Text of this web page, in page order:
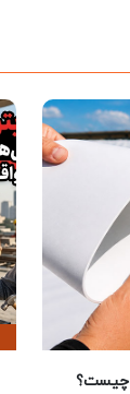
ژئوممبران PVC چیست؟